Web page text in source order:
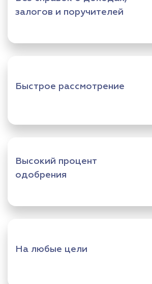
залогов и поручителей
Быстрое рассмотрение
Высокий процент
одобрения
На любые цели